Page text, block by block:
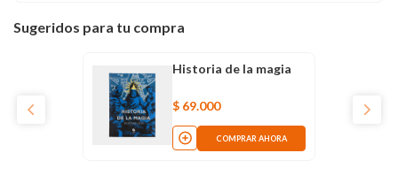
Sugeridos para tu compra
Historia de la magia
$ 69.000
COMPRAR AHORA